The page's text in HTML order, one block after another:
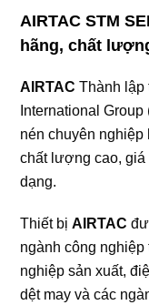
AIRTAC STM
hãng, chất
AIRTAC Thành lập
International
nén chuyên
chất lượng cao, giá
dạng.
Thiết bịAIRTAC
ngành công
nghiệp sản xuất,
dệt may và các